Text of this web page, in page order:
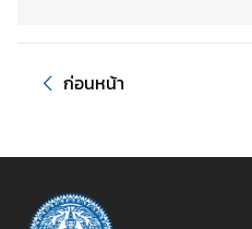
ศ
ยุ
โ
ก่อนหน้า